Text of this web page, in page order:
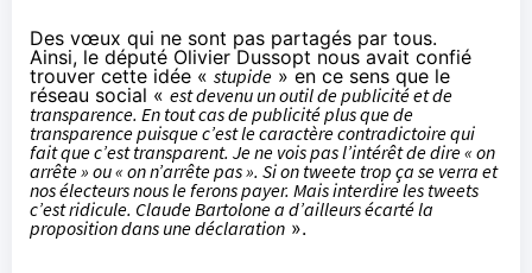
Des vœux qui ne sont pas partagés par tous.
Ainsi, le député Olivier Dussopt nous avait confié
trouver cette idée « stupide » en ce sens que le
réseau social « est devenu un outil de publicité et de
transparence. En tout cas de publicité plus que de
transparence puisque c’est le caractère contradictoire qui
fait que c’est transparent. Je ne vois pas l’intérêt de dire « on
arrête » ou « on n’arrête pas ». Si on tweete trop ça se verra et
nos électeurs nous le ferons payer. Mais interdire les tweets
c’est ridicule. Claude Bartolone a d’ailleurs écarté la
proposition dans une déclaration ».